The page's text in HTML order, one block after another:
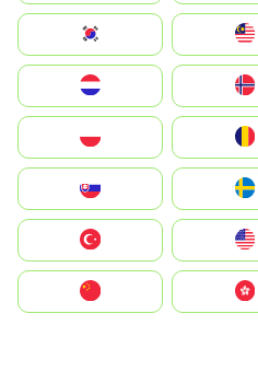
South Korea
United States
中國香港特別行政區